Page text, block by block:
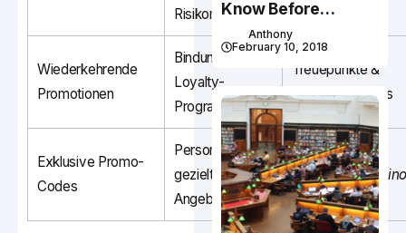
Risikominderung
Wiederkehrende
Promotionen
Bindung durch
Loyalty-
Programme
Treuepunkte &
exklusive Codes
Exklusive Promo-
Codes
Personalisiert,
gezielte
Angebote
Promo Code
Know Before
Studying In Canada
Anthony
February 10, 2018